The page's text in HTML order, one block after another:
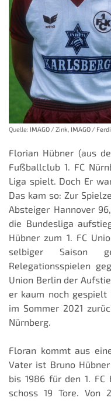
Quelle: IMAGO / Zink, IMAGO /
Florian Hübner (aus
Fußballclub 1. FC
Liga spielt. Doch Er
Das kam so: Zur
Absteiger Hannover
die Bundesliga
Hübner zum 1. FC
selbiger Saison
Relegationsspielen
Union Berlin der
er kaum noch
im Sommer 2021
Nürnberg.
Floran kommt aus
Vater ist Bruno Hübner
bis 1986 für den 1. FC
schoss 19 Tore. Von